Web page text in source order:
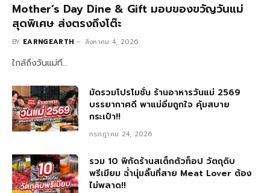
Mother’s Day Dine & Gift มอบของขวัญวันแม่
สุดพิเศษ ส่งตรงถึงโต๊ะ
BY EARNGEARTH สิงหาคม 4, 2026
ใกล้ถึงวันแม่ที…
มัดรวมโปรโมชั่น ร้านอาหารวันแม่ 2569
บรรยากาศดี พาแม่อิ่มถูกใจ คุ้มสบาย
กระเป๋า!!
กรกฎาคม 24, 2026
รวม 10 พิกัดร้านสเต็กตัวท็อป วัตถุดิบ
พรีเมียม ฉ่ำนุ่มลิ้นที่สาย Meat Lover ต้อง
ไม่พลาด!!